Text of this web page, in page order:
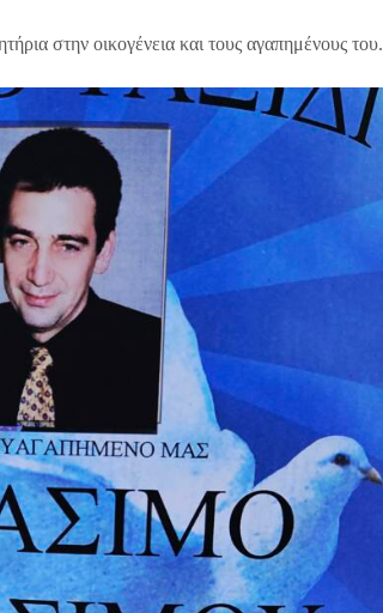
στην οικογένεια και τους αγαπημένους του.